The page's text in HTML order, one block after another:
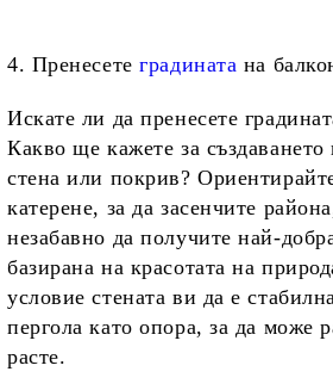
4. Пренесетеградината на
Искате ли да пренесете
Какво ще кажете за
стена или покрив?
катерене, за да засенчите
незабавно да получите най-
базирана на красотата на
условие стената ви да е
пергола като опора, за да може
расте.